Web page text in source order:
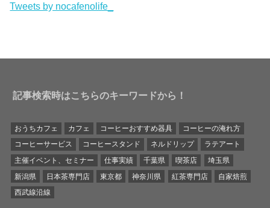
Tweets by nocafenolife_
記事検索時はこちらのキーワードから！
おうちカフェ カフェ コーヒーおすすめ器具
コーヒーの淹れ方
コーヒーサービス
コーヒースタンド ネルドリップ
ラテアート
主催イベント、セミナー
仕事実績 千葉県 喫茶店
埼玉県
新潟県
日本茶専門店 東京都 神奈川県 紅茶専門店
自家焙煎
西武線沿線